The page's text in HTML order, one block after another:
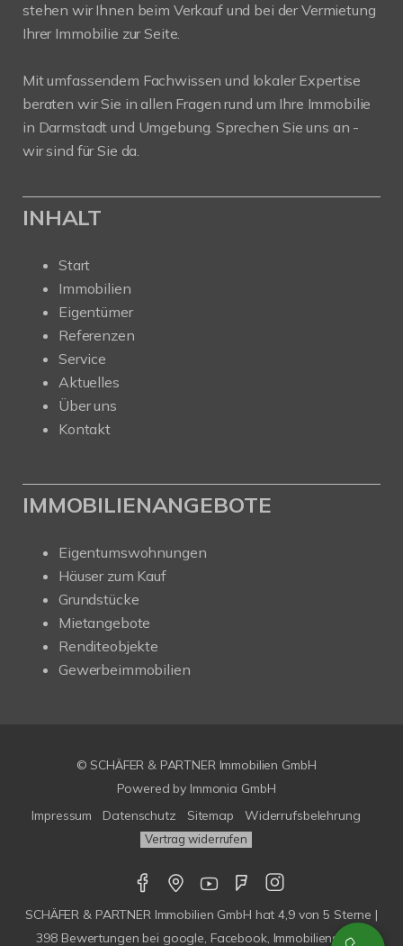
stehen wir Ihnen beim Verkauf und bei der Vermietung
Ihrer Immobilie zur Seite.
Mit umfassendem Fachwissen und lokaler Expertise
beraten wir Sie in allen Fragen rund um Ihre Immobilie
in Darmstadt und Umgebung. Sprechen Sie uns an -
wir sind für Sie da.
INHALT
Start
Immobilien
Eigentümer
Referenzen
Service
Aktuelles
Über uns
Kontakt
IMMOBILIENANGEBOTE
Eigentumswohnungen
Häuser zum Kauf
Grundstücke
Mietangebote
Renditeobjekte
Gewerbeimmobilien
© SCHÄFER & PARTNER Immobilien GmbH
Powered by Immonia GmbH
Impressum
Datenschutz Sitemap Widerrufsbelehrung
Vertrag widerrufen
SCHÄFER & PARTNER Immobilien GmbH hat4,9von5 Sterne |
398 Bewertungen bei google, Facebook, Immobilienscout,